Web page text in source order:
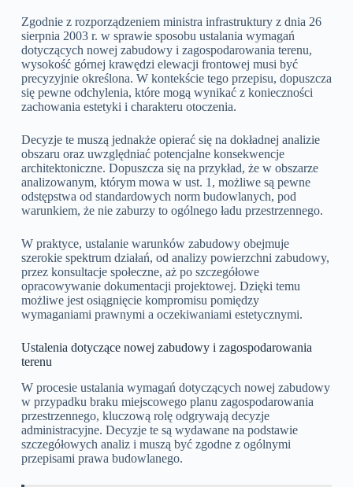
Zgodnie z rozporządzeniem ministra infrastruktury z dnia 26
sierpnia 2003 r. w sprawie sposobu ustalania wymagań
dotyczących nowej zabudowy i zagospodarowania terenu,
wysokość górnej krawędzi elewacji frontowej musi być
precyzyjnie określona. W kontekście tego przepisu, dopuszcza
się pewne odchylenia, które mogą wynikać z konieczności
zachowania estetyki i charakteru otoczenia.
Decyzje te muszą jednakże opierać się na dokładnej analizie
obszaru oraz uwzględniać potencjalne konsekwencje
architektoniczne. Dopuszcza się na przykład, że w obszarze
analizowanym, którym mowa w ust. 1, możliwe są pewne
odstępstwa od standardowych norm budowlanych, pod
warunkiem, że nie zaburzy to ogólnego ładu przestrzennego.
W praktyce, ustalanie warunków zabudowy obejmuje
szerokie spektrum działań, od analizy powierzchni zabudowy,
przez konsultacje społeczne, aż po szczegółowe
opracowywanie dokumentacji projektowej. Dzięki temu
możliwe jest osiągnięcie kompromisu pomiędzy
wymaganiami prawnymi a oczekiwaniami estetycznymi.
Ustalenia dotyczące nowej zabudowy i zagospodarowania
terenu
W procesie ustalania wymagań dotyczących nowej zabudowy
w przypadku braku miejscowego planu zagospodarowania
przestrzennego, kluczową rolę odgrywają decyzje
administracyjne. Decyzje te są wydawane na podstawie
szczegółowych analiz i muszą być zgodne z ogólnymi
przepisami prawa budowlanego.